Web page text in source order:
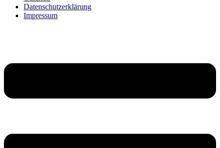
Datenschutzerklärung
Impressum